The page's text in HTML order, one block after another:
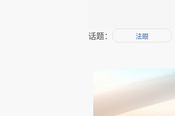
（2）无效合同。主
《最高人民法院关于
批准或者未按照批
《上海市居住房屋
话题： 法眼